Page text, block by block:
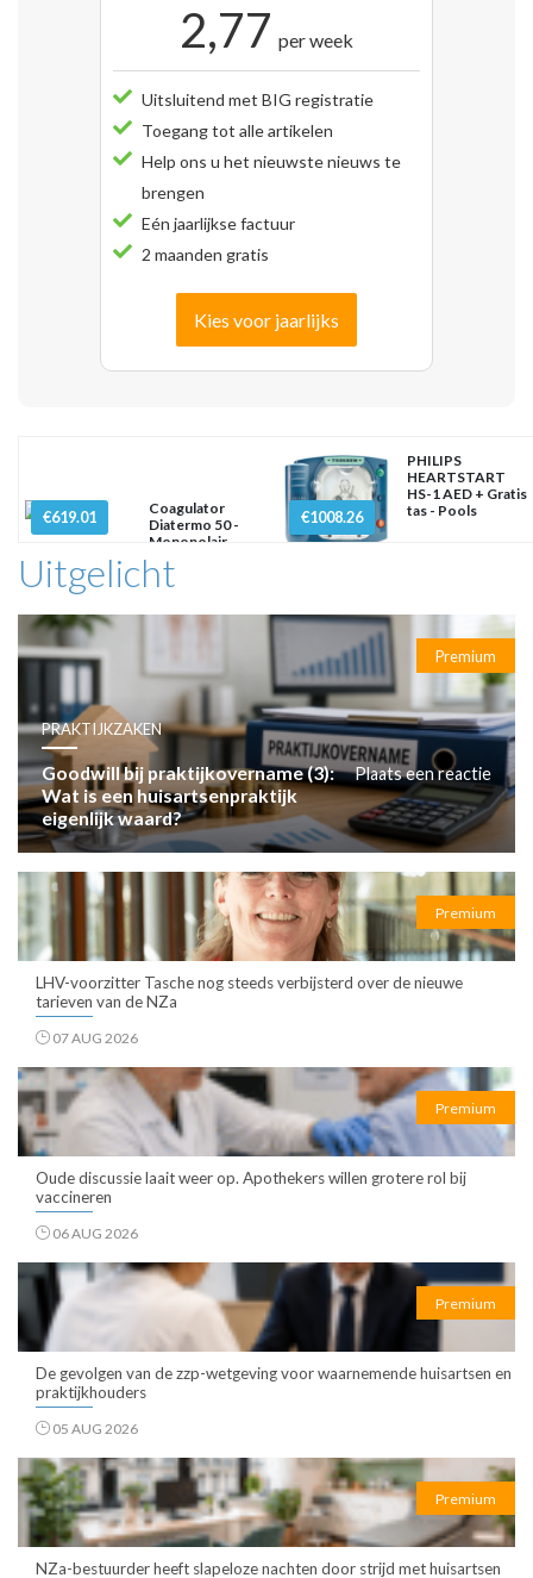
2,77 per week
Uitsluitend met BIG registratie
Toegang tot alle artikelen
Help ons u het nieuwste nieuws te
brengen
Eén jaarlijkse factuur
2 maanden gratis
Kies voor jaarlijks
€619.01
Coagulator
Diatermo 50 -
Monopolair
€1008.26
PHILIPS
HEARTSTART
HS-1 AED + Gratis
tas - Pools
Uitgelicht
Premium
PRAKTIJKZAKEN
Goodwill bij praktijkovername (3):
Wat is een huisartsenpraktijk
eigenlijk waard?
Plaats een reactie
Premium
LHV-voorzitter Tasche nog steeds verbijsterd over de nieuwe
tarieven van de NZa
07 AUG 2026
Premium
Oude discussie laait weer op. Apothekers willen grotere rol bij
vaccineren
06 AUG 2026
Premium
De gevolgen van de zzp-wetgeving voor waarnemende huisartsen en
praktijkhouders
05 AUG 2026
Premium
NZa-bestuurder heeft slapeloze nachten door strijd met huisartsen